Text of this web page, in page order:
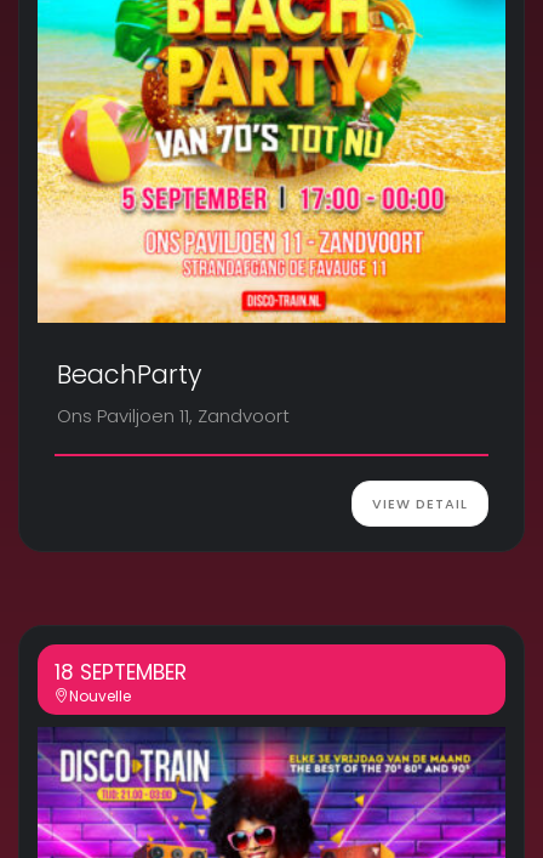
BeachParty
Ons Paviljoen 11, Zandvoort
VIEW DETAIL
18 SEPTEMBER
Nouvelle